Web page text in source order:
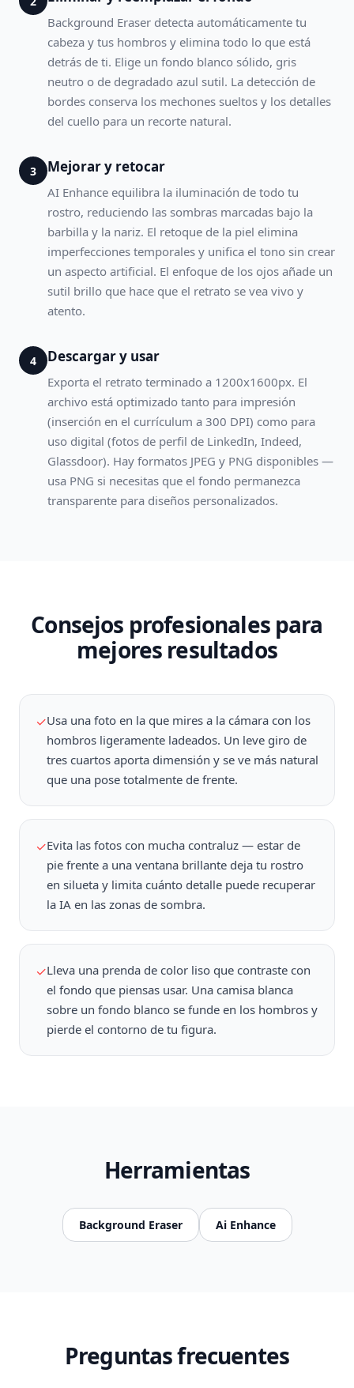
Background Eraser detecta automáticamente tu
cabeza y tus hombros y elimina todo lo que está
detrás de ti. Elige un fondo blanco sólido, gris
neutro o de degradado azul sutil. La detección de
bordes conserva los mechones sueltos y los detalles
del cuello para un recorte natural.
3 Mejorar y retocar
AI Enhance equilibra la iluminación de todo tu
rostro, reduciendo las sombras marcadas bajo la
barbilla y la nariz. El retoque de la piel elimina
imperfecciones temporales y unifica el tono sin crear
un aspecto artificial. El enfoque de los ojos añade un
sutil brillo que hace que el retrato se vea vivo y
atento.
4 Descargar y usar
Exporta el retrato terminado a 1200x1600px. El
archivo está optimizado tanto para impresión
(inserción en el currículum a 300 DPI) como para
uso digital (fotos de perfil de LinkedIn, Indeed,
Glassdoor). Hay formatos JPEG y PNG disponibles —
usa PNG si necesitas que el fondo permanezca
transparente para diseños personalizados.
Consejos profesionales para
mejores resultados
✓Usa una foto en la que mires a la cámara con los
hombros ligeramente ladeados. Un leve giro de
tres cuartos aporta dimensión y se ve más natural
que una pose totalmente de frente.
✓Evita las fotos con mucha contraluz — estar de
pie frente a una ventana brillante deja tu rostro
en silueta y limita cuánto detalle puede recuperar
la IA en las zonas de sombra.
✓Lleva una prenda de color liso que contraste con
el fondo que piensas usar. Una camisa blanca
sobre un fondo blanco se funde en los hombros y
pierde el contorno de tu figura.
Herramientas
Background Eraser Ai Enhance
Preguntas frecuentes